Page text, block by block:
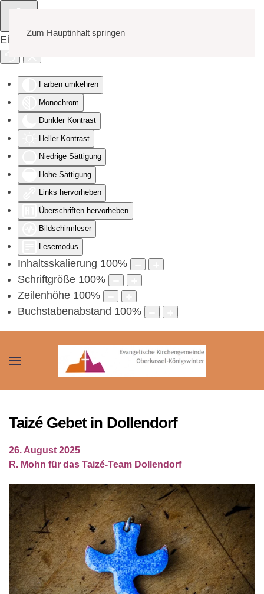
Eingabehilfen öffnen
Farben umkehren
Monochrom
Dunkler Kontrast
Heller Kontrast
Niedrige Sättigung
Hohe Sättigung
Links hervorheben
Überschriften hervorheben
Bildschirmleser
Lesemodus
Inhaltsskalierung 100%
Schriftgröße 100%
Zeilenhöhe 100%
Buchstabenabstand 100%
Zum Hauptinhalt springen
Taizé Gebet in Dollendorf
26. August 2025
R. Mohn für das Taizé-Team Dollendorf